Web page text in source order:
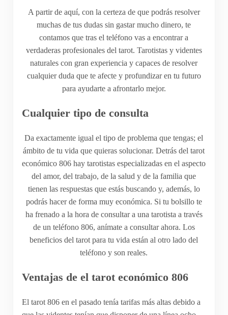
A partir de aquí, con la certeza de que podrás resolver
muchas de tus dudas sin gastar mucho dinero, te
contamos que tras el teléfono vas a encontrar a
verdaderas profesionales del tarot. Tarotistas y videntes
naturales con gran experiencia y capaces de resolver
cualquier duda que te afecte y profundizar en tu futuro
para ayudarte a afrontarlo mejor.
Cualquier tipo de consulta
Da exactamente igual el tipo de problema que tengas; el
ámbito de tu vida que quieras solucionar. Detrás del tarot
económico 806 hay tarotistas especializadas en el aspecto
del amor, del trabajo, de la salud y de la familia que
tienen las respuestas que estás buscando y, además, lo
podrás hacer de forma muy económica. Si tu bolsillo te
ha frenado a la hora de consultar a una tarotista a través
de un teléfono 806, anímate a consultar ahora. Los
beneficios del tarot para tu vida están al otro lado del
teléfono y son reales.
Ventajas de el tarot económico 806
El tarot 806 en el pasado tenía tarifas más altas debido a